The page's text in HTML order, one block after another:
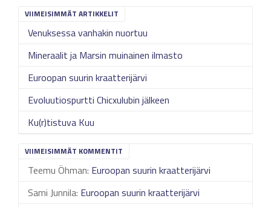
VIIMEISIMMÄT ARTIKKELIT
Venuksessa vanhakin nuortuu
Mineraalit ja Marsin muinainen ilmasto
Euroopan suurin kraatterijärvi
Evoluutiospurtti Chicxulubin jälkeen
Ku(r)tistuva Kuu
VIIMEISIMMÄT KOMMENTIT
Teemu Öhman: Euroopan suurin kraatterijärvi
Sami Junnila: Euroopan suurin kraatterijärvi